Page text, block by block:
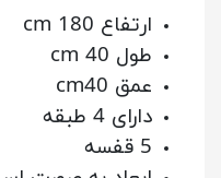
ارتفاع 180 cm
طول 40 cm
عمق cm40
دارای 4 طبقه
5 قفسه